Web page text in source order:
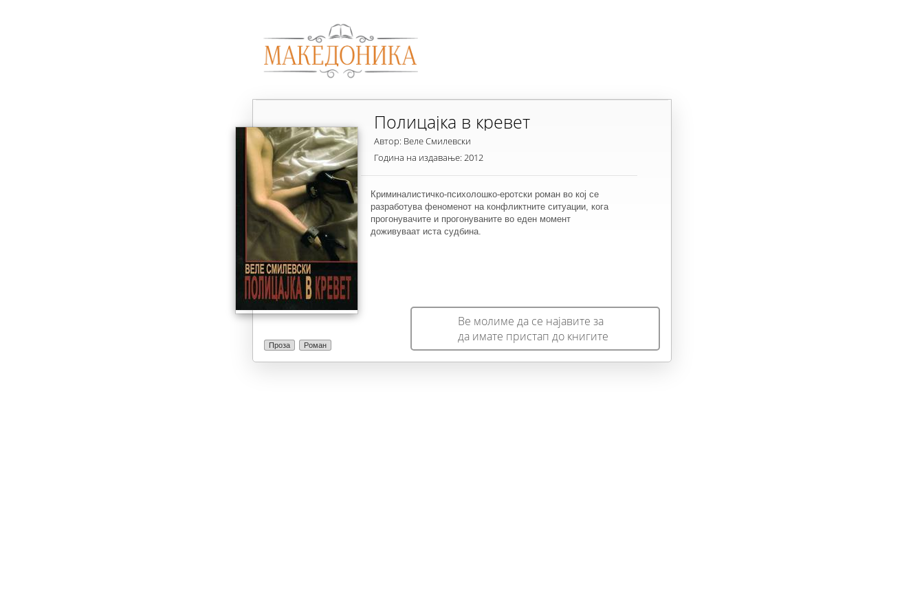
Проза Роман
Полицајка в кревет
Автор: Веле Смилевски
Година на издавање: 2012
Криминалистичко-психолошко-еротски роман во кој се
разработува феноменот на конфликтните ситуации, кога
прогонувачите и прогонуваните во еден момент
доживуваат иста судбина.
Ве молиме да се најавите за
да имате пристап до книгите